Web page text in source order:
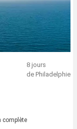
8 jours
de Philadelphie
complète